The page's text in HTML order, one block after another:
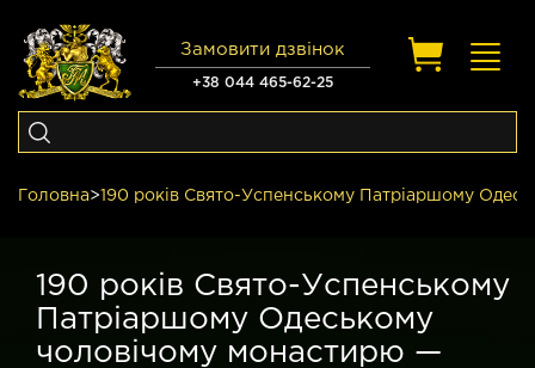
+38 044 465-62-25
Замовити дзвінок
Головна>190 років Свято-Успенському Патріаршому
190 років Свято-Успенському
Патріаршому Одеському
чоловічому монастирю —